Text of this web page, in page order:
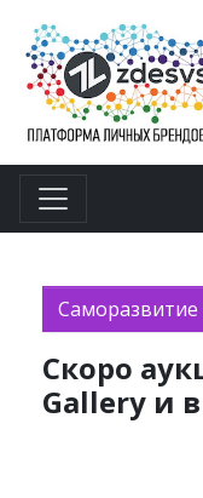
Саморазвитие
Скоро
Gallery и